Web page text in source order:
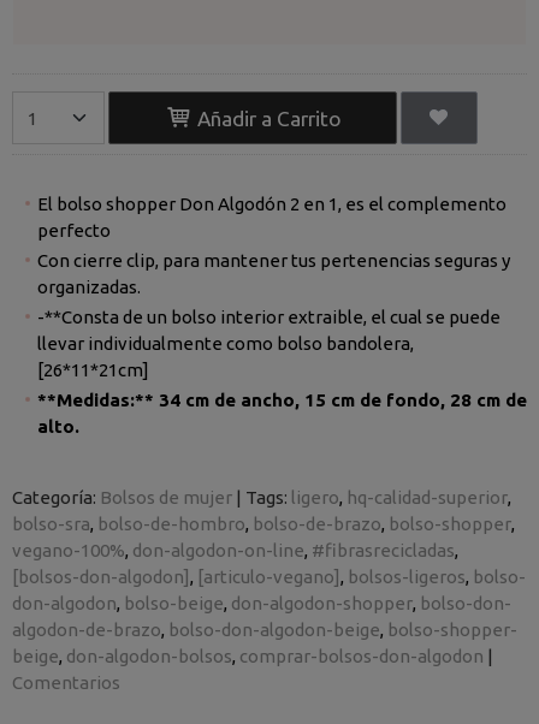
Añadir a Carrito
El bolso shopper Don Algodón 2 en 1, es el complemento
perfecto
Con cierre clip, para mantener tus pertenencias seguras y
organizadas.
-**Consta de un bolso interior extraible, el cual se puede
llevar individualmente como bolso bandolera,
[26*11*21cm]
**Medidas:** 34 cm de ancho, 15 cm de fondo, 28 cm de
alto.
Categoría: Bolsos de mujer | Tags: ligero hq-calidad-superior
bolso-sra bolso-de-hombro bolso-de-brazo bolso-shopper
vegano-100% don-algodon-on-line #fibrasrecicladas
[bolsos-don-algodon]
[articulo-vegano] bolsos-ligeros bolso-
don-algodon bolso-beige don-algodon-shopper bolso-don-
algodon-de-brazo bolso-don-algodon-beige bolso-shopper-
beige don-algodon-bolsos comprar-bolsos-don-algodon |
Comentarios